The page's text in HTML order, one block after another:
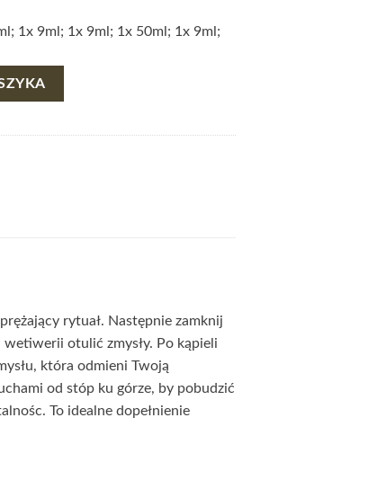
1x 9ml; 1x 9ml; 1x 50ml; 1x 9ml;
- ZESTAW AROMATHERAPY ASSOCIATES
rytuał. Następnie zamknij
otulić zmysły. Po kąpieli
która odmieni Twoją
od stóp ku górze, by pobudzić
To idealne dopełnienie